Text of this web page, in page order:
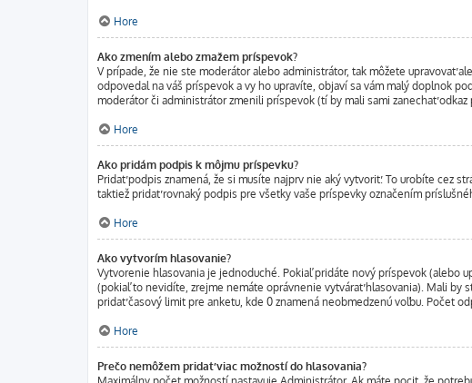
Hore
Ako zmením alebo zmažem príspevok?
V prípade, že nie ste moderátor alebo administrátor, tak môžete upravovať
odpovedal na váš príspevok a vy ho upravíte, objaví sa vám malý doplnok
moderátor či administrátor zmenili príspevok (tí by mali sami zanechať
Hore
Ako pridám podpis k môjmu príspevku?
Pridať podpis znamená, že si musíte najprv nie aký vytvoriť. To urobíte cez
taktiež pridať rovnaký podpis pre všetky vaše príspevky označením
Hore
Ako vytvorím hlasovanie?
Vytvorenie hlasovania je jednoduché. Pokiaľ pridáte nový príspevok (alebo
(pokiaľ to nevidíte, zrejme nemáte oprávnenie vytvárať hlasovania). Mali by
pridať časový limit pre anketu, kde 0 znamená neobmedzenú voľbu. Počet
Hore
Prečo nemôžem pridať viac možností do hlasovania?